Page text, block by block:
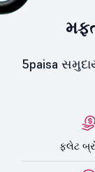
5paisa
ફ્લેટ